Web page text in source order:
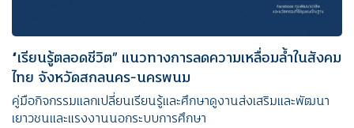
“เรียนรู้ตลอดชีวิต” แนวทางการลดความเหลื่อมล้ำในสังคม
ไทย จังหวัดสกลนคร-นครพนม
คู่มือกิจกรรมแลกเปลี่ยนเรียนรู้และศึกษาดูงานส่งเสริมและพัฒนา
เยาวชนและแรงงานนอกระบบการศึกษา